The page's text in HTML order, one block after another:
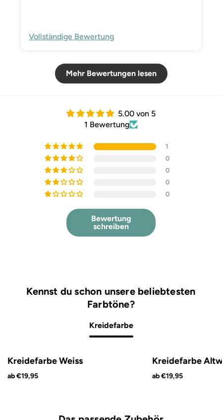
Vollständige Bewertung
Mehr Bewertungen lesen
5.00 von 5
1 Bewertung
1
0
0
0
0
Bewertung
schreiben
Kennst du schon unsere beliebtesten
Farbtöne?
Kreidefarbe
Kreidefarbe Weiss
ab €19,95
Kreidefarbe
ab €19,95